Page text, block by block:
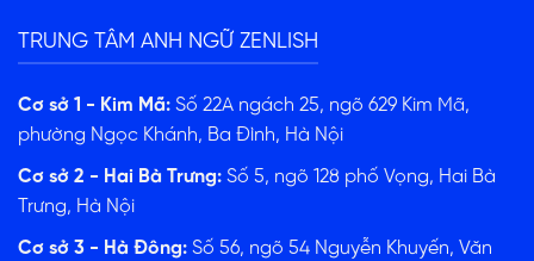
TRUNG TÂM ANH NGỮ ZENLISH
Cơ sở 1 - Kim Mã: Số 22A ngách 25, ngõ 629 Kim Mã,
phường Ngọc Khánh, Ba Đình, Hà Nội
Cơ sở 2 - Hai Bà Trưng: Số 5, ngõ 128 phố Vọng, Hai Bà
Trưng, Hà Nội
Cơ sở 3 - Hà Đông: Số 56, ngõ 54 Nguyễn Khuyến, Văn